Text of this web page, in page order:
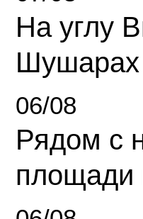
На углу
Шушарах
06/08
Рядом с
площади